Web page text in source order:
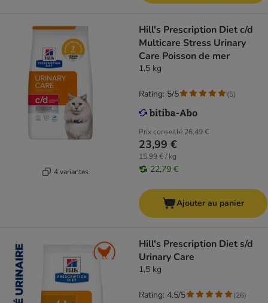
4 variantes
Hill's Prescription Diet c/d
Multicare Stress Urinary
Care Poisson de mer
1,5 kg
Prix conseillé 26,49 €
23,99 €
15,99 € / kg
22,79 €
Rating: 5/5 (5)
Ajouter au panier
Hill's Prescription Diet s/d
Urinary Care
1,5 kg
Rating: 4.5/5 (26)